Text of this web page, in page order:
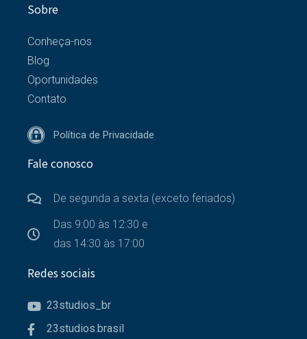
Sobre
Conheça-nos
Blog
Oportunidades
Contato
Política de Privacidade
Fale conosco
De segunda a sexta (exceto feriados)
Das 9:00 às 12:30 e
das 14:30 às 17:00
Redes sociais
23studios_br
23studios.brasil